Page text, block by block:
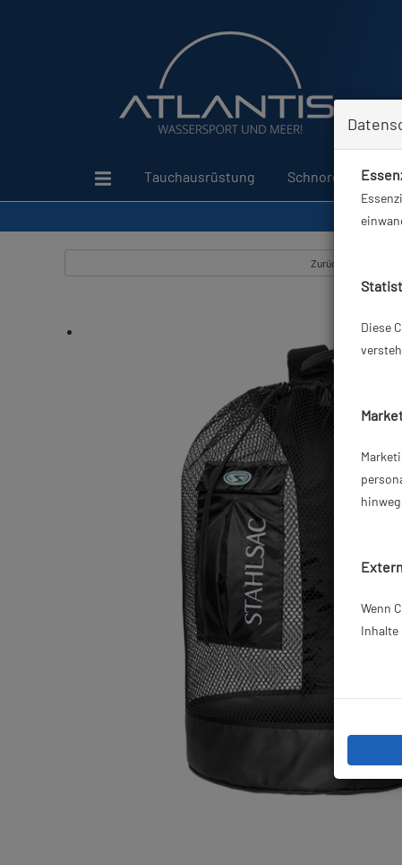
Tauchausrüstung Schnorcheln
Zurück
Diese
Wenn
Inhalte